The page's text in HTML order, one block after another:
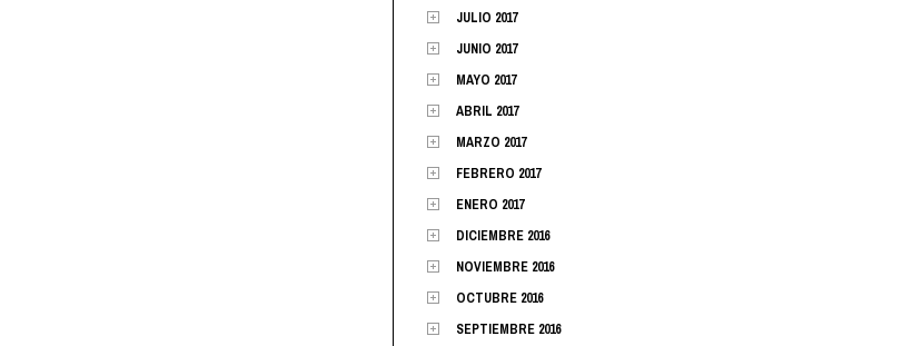
JULIO 2017
JUNIO 2017
MAYO 2017
ABRIL 2017
MARZO 2017
FEBRERO 2017
ENERO 2017
DICIEMBRE 2016
NOVIEMBRE 2016
OCTUBRE 2016
SEPTIEMBRE 2016